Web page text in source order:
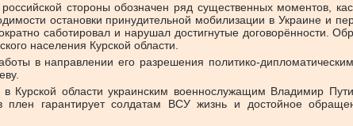
стороны обозначен ряд существенных моментов,
остановки принудительной мобилизации в Украине и
саботировал и нарушал достигнутые договорённости.
населения Курской области.
в направлении его разрешения политико-
области украинским военнослужащим Владимир
плен гарантирует солдатам ВСУ жизнь и достойное